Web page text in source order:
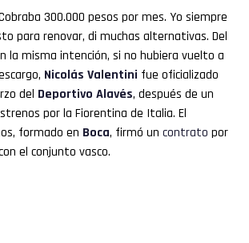
300.000 pesos por mes. Yo siempre
para renovar, di muchas alternativas. Del
la misma intención, si no hubiera vuelto a
Nicolás Valentini fue oficializado
del Deportivo Alavés, después de un
por la Fiorentina de Italia. El
formado en Boca, firmó un contrato por
el conjunto vasco.